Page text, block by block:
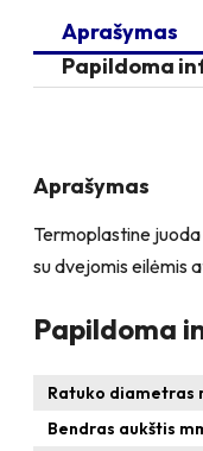
ratukas
su
kiauryme
Aprašymas
Papildoma
Aprašymas
Termoplastine
su dvejomis eilėmis
Papildoma
Ratuko diametras
Bendras aukštis